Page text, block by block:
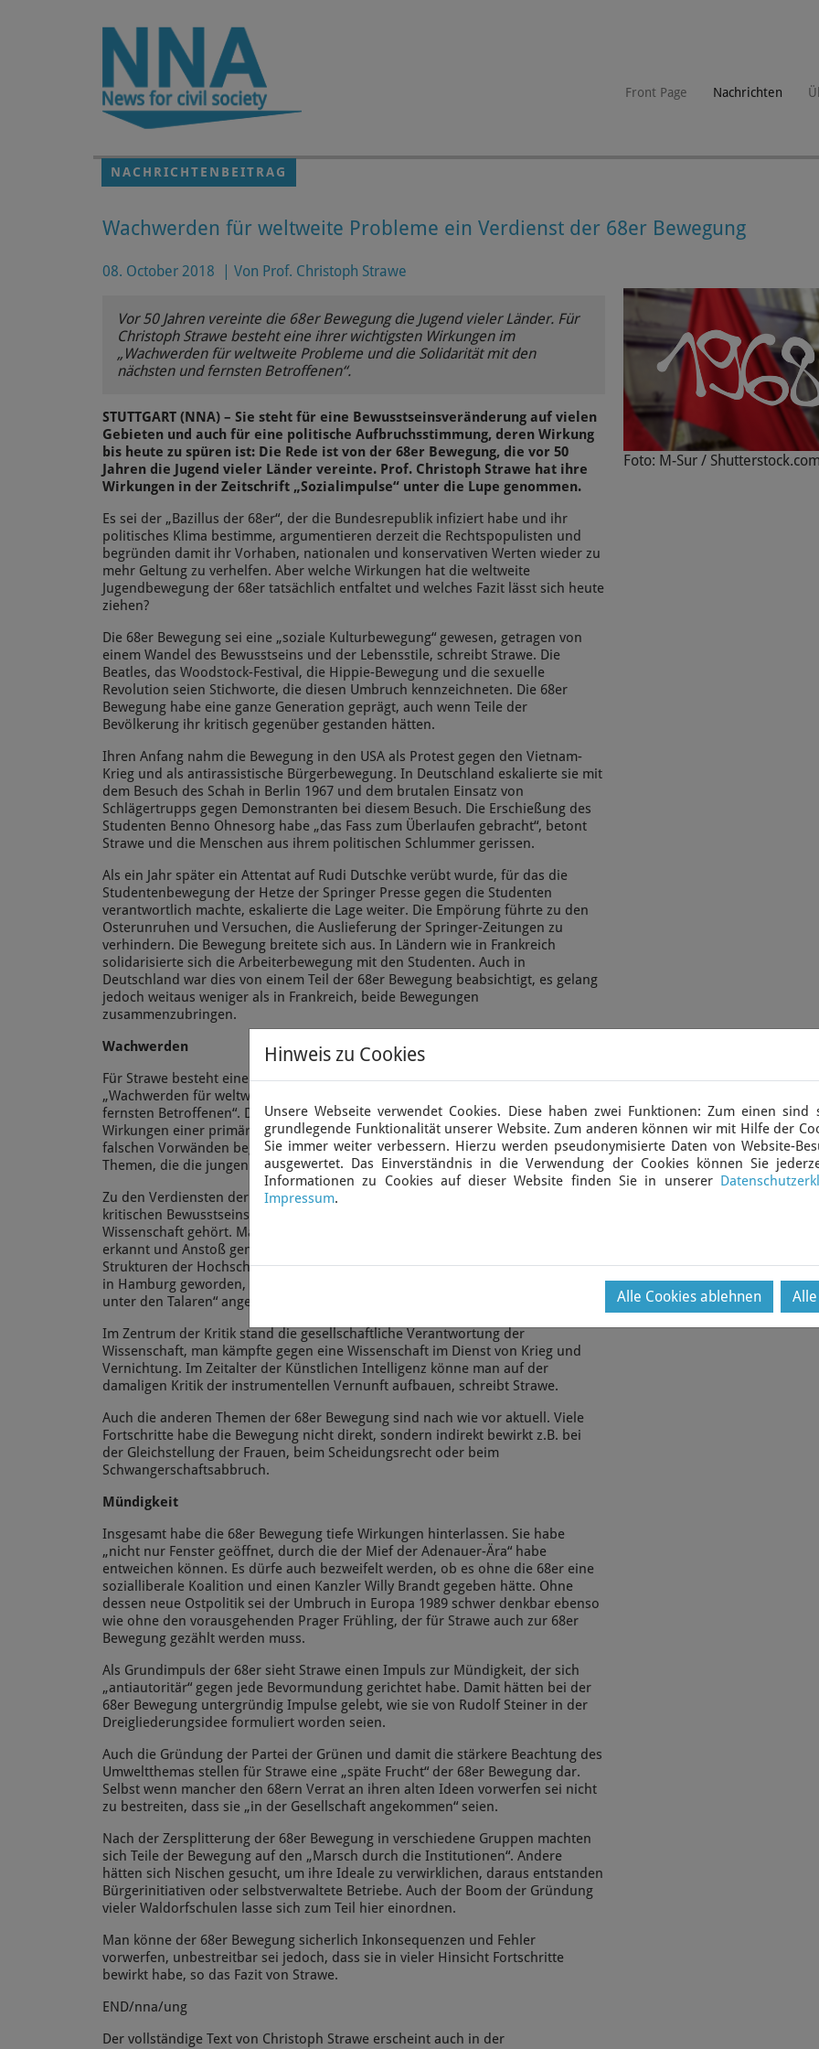
Front Page Nachrichten
NACHRICHTENBEITRAG
Wachwerden für weltweite Probleme ein Verdienst der 68er Bewegung
08. October 2018 Von Prof. Christoph Strawe
Vor 50 Jahren vereinte die 68er Bewegung die Jugend vieler Länder. Für
Christoph Strawe besteht eine ihrer wichtigsten Wirkungen im
„Wachwerden für weltweite Probleme und die Solidarität mit den
nächsten und fernsten Betroffenen“.
STUTTGART (NNA) – Sie steht für eine Bewusstseinsveränderung auf vielen
Gebieten und auch für eine politische Aufbruchsstimmung, deren Wirkung
bis heute zu spüren ist: Die Rede ist von der 68er Bewegung, die vor 50
Jahren die Jugend vieler Länder vereinte. Prof. Christoph Strawe hat ihre
Wirkungen in der Zeitschrift „Sozialimpulse“ unter die Lupe genommen.
Es sei der „Bazillus der 68er“, der die Bundesrepublik infiziert habe und ihr
politisches Klima bestimme, argumentieren derzeit die Rechtspopulisten und
begründen damit ihr Vorhaben, nationalen und konservativen Werten wieder zu
mehr Geltung zu verhelfen. Aber welche Wirkungen hat die weltweite
Jugendbewegung der 68er tatsächlich entfaltet und welches Fazit lässt sich heute
ziehen?
Die 68er Bewegung sei eine „soziale Kulturbewegung“ gewesen, getragen von
einem Wandel des Bewusstseins und der Lebensstile, schreibt Strawe. Die
Beatles, das Woodstock-Festival, die Hippie-Bewegung und die sexuelle
Revolution seien Stichworte, die diesen Umbruch kennzeichneten. Die 68er
Bewegung habe eine ganze Generation geprägt, auch wenn Teile der
Bevölkerung ihr kritisch gegenüber gestanden hätten.
Ihren Anfang nahm die Bewegung in den USA als Protest gegen den Vietnam-
Krieg und als antirassistische Bürgerbewegung. In Deutschland eskalierte sie mit
dem Besuch des Schah in Berlin 1967 und dem brutalen Einsatz von
Schlägertrupps gegen Demonstranten bei diesem Besuch. Die Erschießung des
Studenten Benno Ohnesorg habe „das Fass zum Überlaufen gebracht“, betont
Strawe und die Menschen aus ihrem politischen Schlummer gerissen.
Als ein Jahr später ein Attentat auf Rudi Dutschke verübt wurde, für das die
Studentenbewegung der Hetze der Springer Presse gegen die Studenten
verantwortlich machte, eskalierte die Lage weiter. Die Empörung führte zu den
Osterunruhen und Versuchen, die Auslieferung der Springer-Zeitungen zu
verhindern. Die Bewegung breitete sich aus. In Ländern wie in Frankreich
solidarisierte sich die Arbeiterbewegung mit den Studenten. Auch in
Deutschland war dies von einem Teil der 68er Bewegung beabsichtigt, es gelang
jedoch weitaus weniger als in Frankreich, beide Bewegungen
zusammenzubringen.
Wachwerden
Für Strawe besteht eine der wichtigsten Wirkungen der 68er Bewegung im
„Wachwerden für weltweite Probleme und die Solidarität mit den nächsten und
fernsten Betroffenen“. Die Misere der Länder in der Dritten Welt, die globalen
Wirkungen einer primär am Profit orientierten Wirtschaft, der Hunger, unter
falschen Vorwänden begonnene Kriege an anderen Enden der Welt waren
Themen, die die jungen Menschen in den 60er Jahren in Bewegung brachten.
Zu den Verdiensten der 68er Bewegung habe auch die Entwicklung eines
kritischen Bewusstseins gegenüber den Problemen von Bildung und
Wissenschaft gehört. Man habe die Bedeutung gleicher Bildungschancen
erkannt und Anstoß genommen an den verstaubten und überkommenen
Strukturen der Hochschulen. Bekannt sei eine Szene bei der Rektoratsübergabe
in Hamburg geworden, bei der auf einem Transparent der „Muff von 1000 Jahren
unter den Talaren“ angeprangert worden war.
Im Zentrum der Kritik stand die gesellschaftliche Verantwortung der
Wissenschaft, man kämpfte gegen eine Wissenschaft im Dienst von Krieg und
Vernichtung. Im Zeitalter der Künstlichen Intelligenz könne man auf der
damaligen Kritik der instrumentellen Vernunft aufbauen, schreibt Strawe.
Auch die anderen Themen der 68er Bewegung sind nach wie vor aktuell. Viele
Fortschritte habe die Bewegung nicht direkt, sondern indirekt bewirkt z.B. bei
der Gleichstellung der Frauen, beim Scheidungsrecht oder beim
Schwangerschaftsabbruch.
Mündigkeit
Insgesamt habe die 68er Bewegung tiefe Wirkungen hinterlassen. Sie habe
„nicht nur Fenster geöffnet, durch die der Mief der Adenauer-Ära“ habe
entweichen können. Es dürfe auch bezweifelt werden, ob es ohne die 68er eine
sozialliberale Koalition und einen Kanzler Willy Brandt gegeben hätte. Ohne
dessen neue Ostpolitik sei der Umbruch in Europa 1989 schwer denkbar ebenso
wie ohne den vorausgehenden Prager Frühling, der für Strawe auch zur 68er
Bewegung gezählt werden muss.
Als Grundimpuls der 68er sieht Strawe einen Impuls zur Mündigkeit, der sich
„antiautoritär“ gegen jede Bevormundung gerichtet habe. Damit hätten bei der
68er Bewegung untergründig Impulse gelebt, wie sie von Rudolf Steiner in der
Dreigliederungsidee formuliert worden seien.
Auch die Gründung der Partei der Grünen und damit die stärkere Beachtung des
Umweltthemas stellen für Strawe eine „späte Frucht“ der 68er Bewegung dar.
Selbst wenn mancher den 68ern Verrat an ihren alten Ideen vorwerfen sei nicht
zu bestreiten, dass sie „in der Gesellschaft angekommen“ seien.
Nach der Zersplitterung der 68er Bewegung in verschiedene Gruppen machten
sich Teile der Bewegung auf den „Marsch durch die Institutionen“. Andere
hätten sich Nischen gesucht, um ihre Ideale zu verwirklichen, daraus entstanden
Bürgerinitiativen oder selbstverwaltete Betriebe. Auch der Boom der Gründung
vieler Waldorfschulen lasse sich zum Teil hier einordnen.
Man könne der 68er Bewegung sicherlich Inkonsequenzen und Fehler
vorwerfen, unbestreitbar sei jedoch, dass sie in vieler Hinsicht Fortschritte
bewirkt habe, so das Fazit von Strawe.
END/nna/ung
Der vollständige Text von Christoph Strawe erscheint auch in der
Foto: M-Sur /
Hinweis zu Cookies
Unsere Webseite verwendet Cookies. Diese haben zwei Funktionen: Zum einen
grundlegende Funktionalität unserer Website. Zum anderen können wir mit Hilfe der
Sie immer weiter verbessern. Hierzu werden pseudonymisierte Daten von Website-
ausgewertet. Das Einverständnis in die Verwendung der Cookies können Sie
Informationen zu Cookies auf dieser Website finden Sie in unserer
Impressum.
Alle Cookies ablehnen